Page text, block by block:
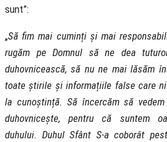
sunt”:
„Să fim mai cuminți și mai
rugăm pe Domnul să ne dea
duhovnicească, să nu ne mai lăsăm
toate știrile și informațiile false care
la cunoștință. Să încercăm să
duhovnicește, pentru că suntem
duhului. Duhul Sfânt S-a coborât